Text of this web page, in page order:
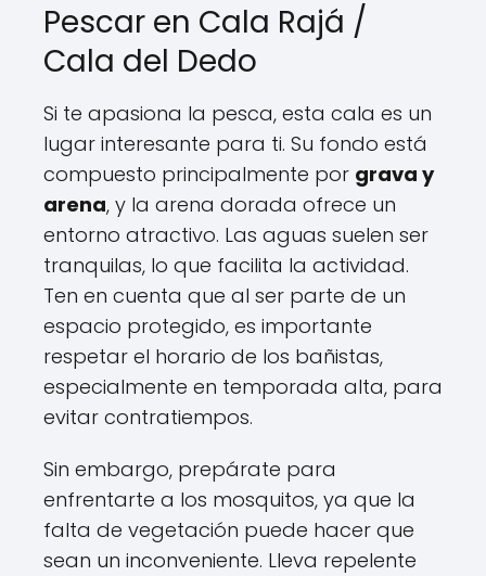
Pescar en Cala Rajá /
Cala del Dedo
Si te apasiona la pesca, esta cala es un
lugar interesante para ti. Su fondo está
compuesto principalmente por grava y
arena, y la arena dorada ofrece un
entorno atractivo. Las aguas suelen ser
tranquilas, lo que facilita la actividad.
Ten en cuenta que al ser parte de un
espacio protegido, es importante
respetar el horario de los bañistas,
especialmente en temporada alta, para
evitar contratiempos.
Sin embargo, prepárate para
enfrentarte a los mosquitos, ya que la
falta de vegetación puede hacer que
sean un inconveniente. Lleva repelente